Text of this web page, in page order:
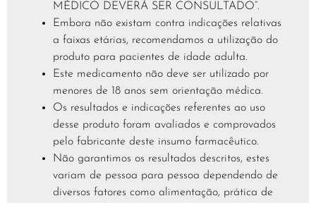
MÉDICO DEVERÁ SER CONSULTADO”.
Embora não existam contra indicações relativas
a faixas etárias, recomendamos a utilização do
produto para pacientes de idade adulta.
Este medicamento não deve ser utilizado por
menores de 18 anos sem orientação médica.
Os resultados e indicações referentes ao uso
desse produto foram avaliados e comprovados
pelo fabricante deste insumo farmacêutico.
Não garantimos os resultados descritos, estes
variam de pessoa para pessoa dependendo de
diversos fatores como alimentação, prática de